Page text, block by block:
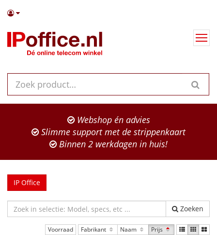
Webshop én advies
Slimme support met de strippenkaart
Binnen 2 werkdagen in huis!
IP Office
Zoeken
Voorraad Fabrikant Naam Prijs